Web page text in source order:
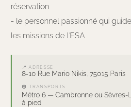
réservation
- le personnel passionné qui
les missions de l'ESA
📍 ADRESSE
8-10 Rue Mario Nikis, 75015 Paris
🚇 TRANSPORTS
Métro 6 — Cambronne ou Sèvres-
à pied